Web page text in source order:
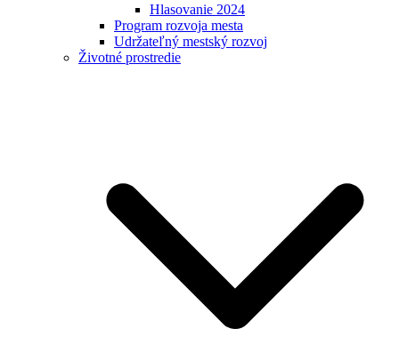
Hlasovanie 2024
Program rozvoja mesta
Udržateľný mestský rozvoj
Životné prostredie